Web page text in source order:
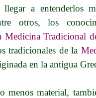
llegar a entenderlos
otros, los
Medicina Tradicional
tradicionales de la
en la antigua
menos material,